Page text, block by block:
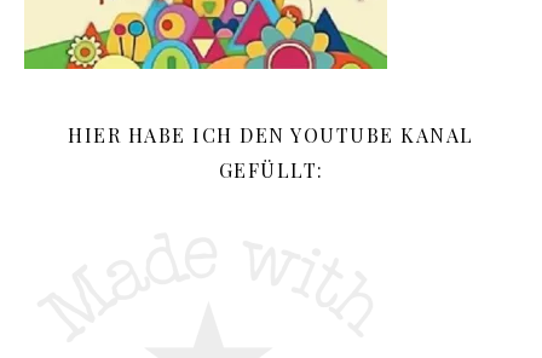
HIER HABE ICH DEN YOUTUBE KANAL
GEFÜLLT: